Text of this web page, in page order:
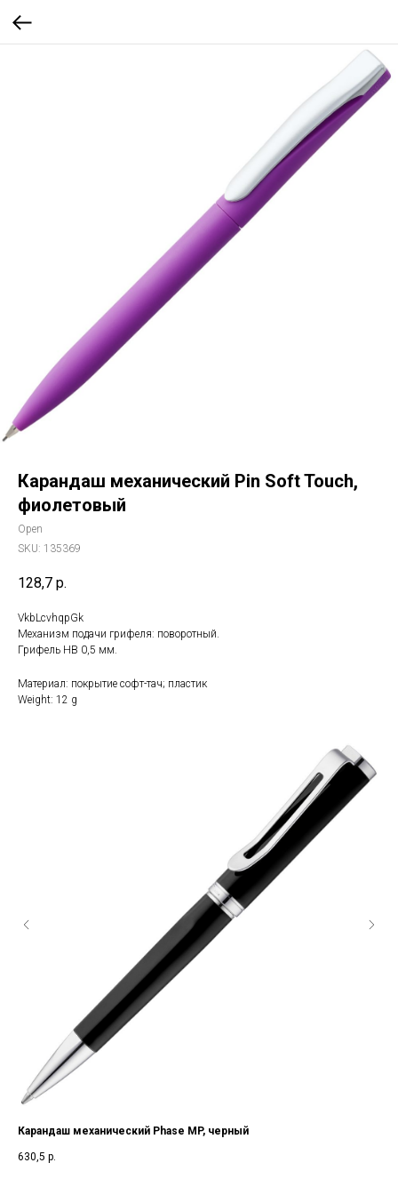
Карандаш механический Pin Soft Touch,
фиолетовый
Open
SKU: 135369
128,7 р.
VkbLcvhqpGk
Механизм подачи грифеля: поворотный.
Грифель HB 0,5 мм.
Материал: покрытие софт-тач; пластик
Weight: 12 g
Карандаш механический Phase MP, черный
630,5 р.